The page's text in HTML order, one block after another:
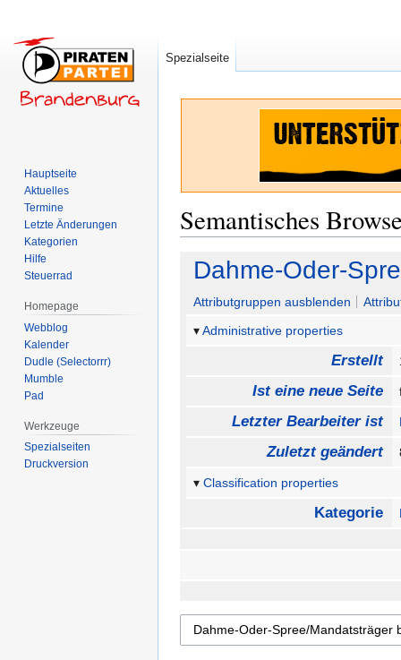
Semantisches
Zur
Navigation
springen
Zur
Suche
springen
Dahme-Oder-
Attributgruppen ausblenden
Administrative properties
Erstellt
Ist eine neue Seite
Letzter Bearbeiter ist
Zuletzt geändert
Classification properties
Kategorie
Spezialseite
Hauptseite
Aktuelles
Termine
Letzte Änderungen
Kategorien
Hilfe
Steuerrad
Homepage
Webblog
Kalender
Dudle (Selectorrr)
Mumble
Pad
Werkzeuge
Spezialseiten
Druckversion